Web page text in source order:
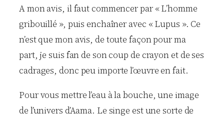
A mon avis, il faut commencer par « L’homme
gribouillé », puis enchaîner avec « Lupus ». Ce
n’est que mon avis, de toute façon pour ma
part, je suis fan de son coup de crayon et de ses
cadrages, donc peu importe l’œuvre en fait.
Pour vous mettre l’eau à la bouche, une image
de l’univers d’Aama. Le singe est une sorte de